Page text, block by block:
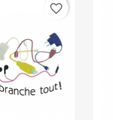
favorite_border